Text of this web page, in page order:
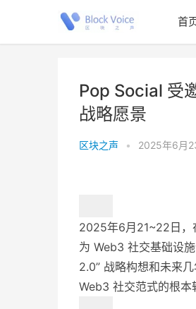
首
Pop Social 受
战略愿景
区块之声 • 2025年6月
2025年6月21~22日，
为 Web3 社交基础设
2.0” 战略构想和未来
Web3 社交范式的根本